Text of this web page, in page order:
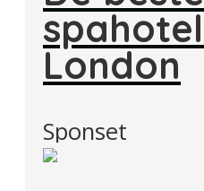
London
Sponset